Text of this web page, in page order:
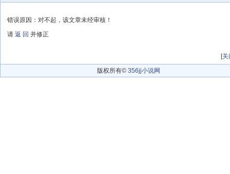
错误原因：对不起，该文章未经审核！
请 返 回 并修正
[关
版权所有© 356jj小说网